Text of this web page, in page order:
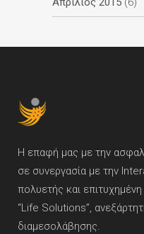
Η επαφή μας με την
σε συνεργασία με την
πολυετής και
“Life Solutions”,
διαμεσολάβησης.